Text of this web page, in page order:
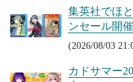
集英社でほ
ンセール開
(2026/08/03
カドサマー